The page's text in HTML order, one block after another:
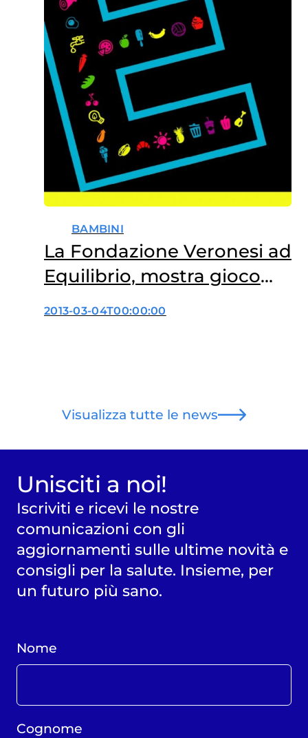
BAMBINI
La Fondazione Veronesi ad
Equilibrio, mostra gioco
per bambini
2013-03-04T00:00:00
Visualizza tutte le news
Unisciti a noi!
Iscriviti e ricevi le nostre
comunicazioni con gli
aggiornamenti sulle ultime novità e
consigli per la salute. Insieme, per
un futuro più sano.
Nome
Cognome